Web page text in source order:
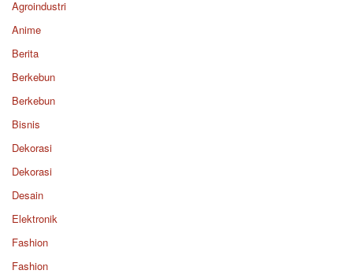
Agroindustri
Anime
Berita
Berkebun
Berkebun
Bisnis
Dekorasi
Dekorasi
Desain
Elektronik
Fashion
Fashion